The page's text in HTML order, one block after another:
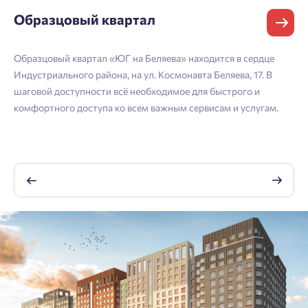
Email
Согласен получать информационную рассылку
Образцовый квартал
Образцовый квартал «ЮГ на Беляева» находится в сердце
Индустриального района, на ул. Космонавта Беляева, 17. В
шаговой доступности всё необходимое для быстрого и
комфортного доступа ко всем важным сервисам и услугам.
Отправить
Войти
Личный кабинет
Телефон
Нажимая кнопку «Отправить», вы даёте согласие на обработку
персональных данных.
Личный кабинет
${ loginBtnText }
Астрахань